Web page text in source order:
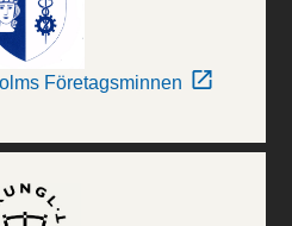
Företagsminnen